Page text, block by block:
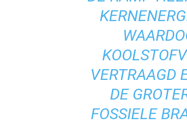
VERTRAAGD
DE
FOSSIELE